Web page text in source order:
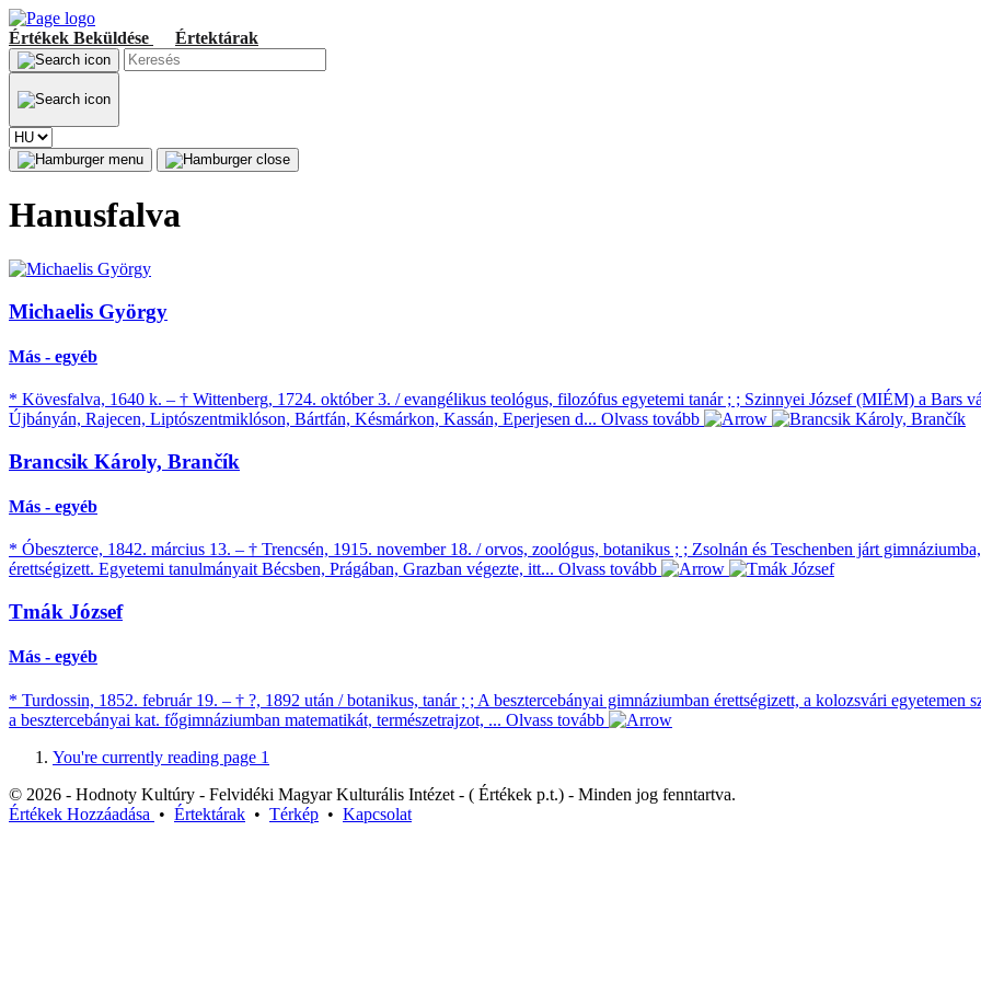
Értékek Beküldése Értektárak
Hanusfalva
Michaelis György
Más - egyéb
* Kövesfalva, 1640 k. – † Wittenberg, 1724. október 3. / evangélikus teológus, filozófus egyetemi tanár ; ; Szinnyei József (MIÉM) a Bars
Újbányán, Rajecen, Liptószentmiklóson, Bártfán, Késmárkon, Kassán, Eperjesen d... Olvass tovább
Brancsik Károly, Brančík
Más - egyéb
* Óbeszterce, 1842. március 13. – † Trencsén, 1915. november 18. / orvos, zoológus, botanikus ; ; Zsolnán és Teschenben járt
érettségizett. Egyetemi tanulmányait Bécsben, Prágában, Grazban végezte, itt... Olvass tovább
Tmák József
Más - egyéb
* Turdossin, 1852. február 19. – † ?, 1892 után / botanikus, tanár ; ; A besztercebányai gimnáziumban érettségizett, a kolozsvári egyetemen
a besztercebányai kat. főgimnáziumban matematikát, természetrajzot, ... Olvass tovább
You're currently reading page 1
© 2026 - Hodnoty Kultúry - Felvidéki Magyar Kulturális Intézet - ( Értékek p.t.) - Minden jog fenntartva.
Értékek Hozzáadása • Értektárak • Térkép • Kapcsolat